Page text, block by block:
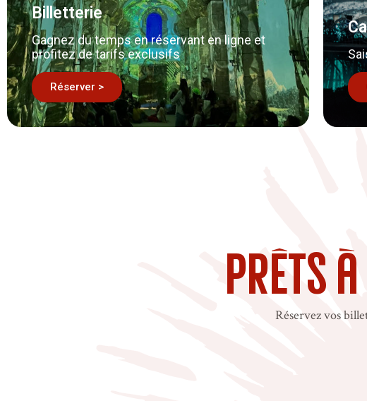
Billetterie
Gagnez du temps en réservant en ligne et
profitez de tarifs exclusifs
Réserver >
Prêts
Réservez vos